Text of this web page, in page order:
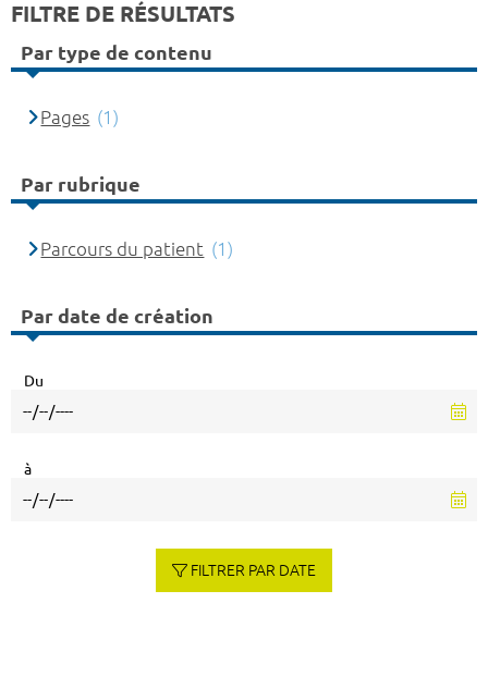
FILTRE DE RÉSULTATS
Par type de contenu
Pages (1)
Par rubrique
Parcours du patient (1)
Par date de création
Du
à
FILTRER PAR DATE